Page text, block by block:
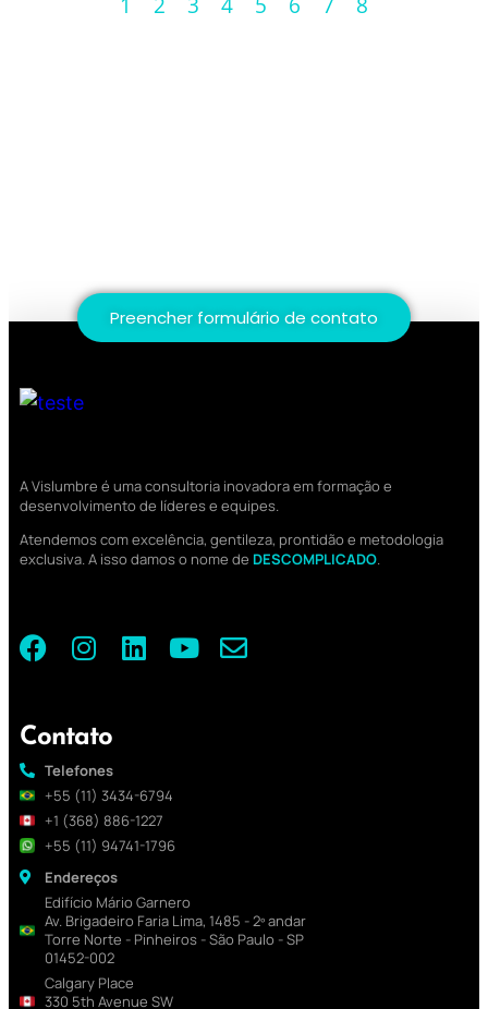
Preencher formulário de contato
A Vislumbre é uma consultoria inovadora em formação e
desenvolvimento de líderes e equipes.
Atendemos com excelência, gentileza, prontidão e metodologia
exclusiva. A isso damos o nome de DESCOMPLICADO.
Contato
Telefones
+55 (11) 3434-6794
+1 (368) 886-1227
+55 (11) 94741-1796
Endereços
Edifício Mário Garnero
Av. Brigadeiro Faria Lima, 1485 - 2º andar
Torre Norte - Pinheiros - São Paulo - SP
01452-002
Calgary Place
330 5th Avenue SW